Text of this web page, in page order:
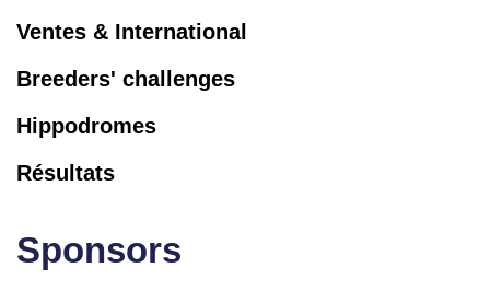
Ventes & International
Breeders' challenges
Hippodromes
Résultats
Sponsors